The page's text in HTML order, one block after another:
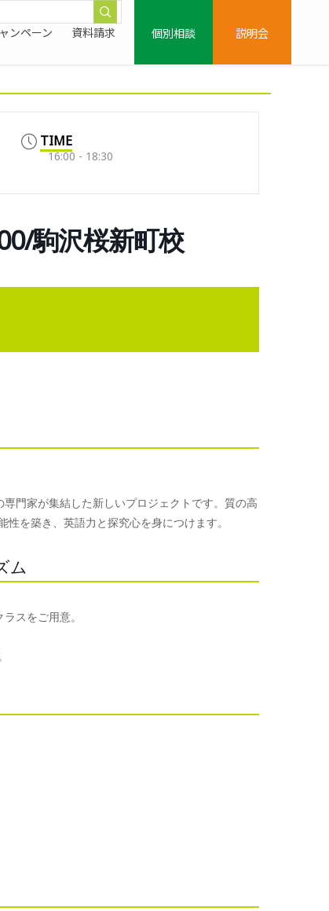
ンペーン 資料請求
個別相談
説明会
TIME
16:00 - 18:30
駒沢桜新町校
門家が集結した新しいプロジェクトです。質の高
を築き、英語力と探究心を身につけます。
ム
スをご用意。